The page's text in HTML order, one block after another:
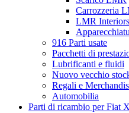
Carrozzeria
LMR Interiors
916 Parti usate
Pacchetti di
Lubrificanti e fluidi
Nuovo vecchio
Regali e
Automobilia
Parti di ricambio per Fiat